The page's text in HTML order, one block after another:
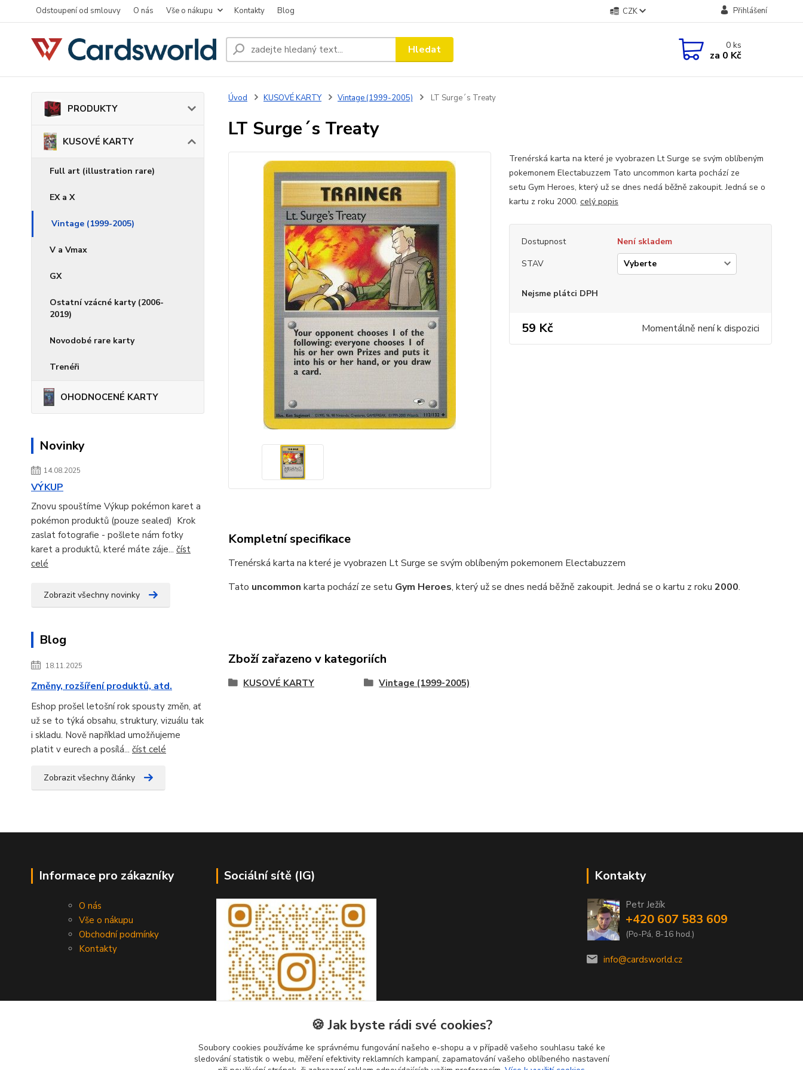
Odstoupení od smlouvy O nás Vše o nákupu Kontakty Blog CZK Přihlášení
Hledat 0ks
za 0 Kč
PRODUKTY
KUSOVÉ KARTY
Full art (illustration rare)
EX a X
Vintage (1999-2005)
V a Vmax
GX
Ostatní vzácné karty (2006-
2019)
Novodobé rare karty
Trenéři
OHODNOCENÉ KARTY
Novinky
14.08.2025
VÝKUP
Znovu spouštíme Výkup pokémon karet a
pokémon produktů (pouze sealed) Krok
zaslat fotografie - pošlete nám fotky
karet a produktů, které máte záje... číst
celé
Zobrazit všechny novinky
Blog
18.11.2025
Změny, rozšíření produktů, atd.
Eshop prošel letošní rok spousty změn, ať
už se to týká obsahu, struktury, vizuálu tak
i skladu. Nově například umožňujeme
platit v eurech a posílá... číst celé
Zobrazit všechny články
Úvod KUSOVÉ KARTY Vintage (1999-2005) LT Surge´s Treaty
LT Surge´s Treaty
Trenérská karta na které je vyobrazen Lt Surge se svým oblíbeným
pokemonem Electabuzzem Tato uncommon karta pochází ze
setu Gym Heroes, který už se dnes nedá běžně zakoupit. Jedná se o
kartu z roku 2000. celý popis
Dostupnost
Není skladem
STAV
Nejsme plátci DPH
59 Kč Momentálně není k dispozici
Kompletní specifikace
Trenérská karta na které je vyobrazen Lt Surge se svým oblíbeným pokemonem Electabuzzem
Tato uncommon karta pochází ze setu Gym Heroes, který už se dnes nedá běžně zakoupit. Jedná se o kartu z roku 2000.
Zboží zařazeno v kategoriích
KUSOVÉ KARTY Vintage (1999-2005)
Informace pro zákazníky
O nás
Vše o nákupu
Obchodní podmínky
Kontakty
Sociální sítě (IG) Kontakty
Petr Ježík
+420 607 583 609
(Po-Pá, 8-16 hod.)
info@cardsworld.cz
🍪 Jak byste rádi své cookies?
Soubory cookies používáme ke správnému fungování našeho e-shopu a v případě vašeho souhlasu také ke
sledování statistik o webu, měření efektivity reklamních kampaní, zapamatování vašeho oblíbeného nastavení